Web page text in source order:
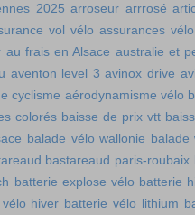
2025 arroseur arrrosé
vol vélo assurances vélo
au frais en Alsace australie et
aventon level 3 avinox drive
cyclisme aérodynamisme vélo
colorés baisse de prix vtt
balade vélo wallonie balade
bastareaud paris-roubaix
batterie explose vélo batterie
hiver batterie vélo lithium